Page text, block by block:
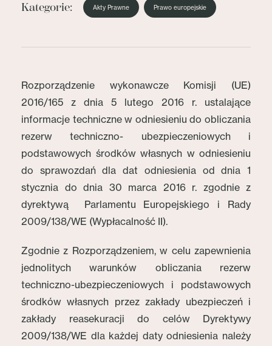
Kategorie: Akty Prawne Prawo europejskie
Rozporządzenie wykonawcze Komisji (UE)
2016/165 z dnia 5 lutego 2016 r. ustalające
informacje techniczne w odniesieniu do obliczania
rezerw techniczno- ubezpieczeniowych i
podstawowych środków własnych w odniesieniu
do sprawozdań dla dat odniesienia od dnia 1
stycznia do dnia 30 marca 2016 r. zgodnie z
dyrektywą Parlamentu Europejskiego i Rady
2009/138/WE (Wypłacalność II).
Zgodnie z Rozporządzeniem, w celu zapewnienia
jednolitych warunków obliczania rezerw
techniczno-ubezpieczeniowych i podstawowych
środków własnych przez zakłady ubezpieczeń i
zakłady reasekuracji do celów Dyrektywy
2009/138/WE dla każdej daty odniesienia należy